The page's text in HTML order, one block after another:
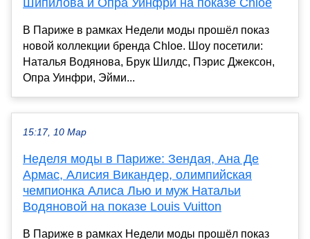
Шипилова и Опра Уинфри на показе Chloe
В Париже в рамках Недели моды прошёл показ
новой коллекции бренда Chloe. Шоу посетили:
Наталья Водянова, Брук Шилдс, Пэрис Джексон,
Опра Уинфри, Эйми...
15:17, 10 Мар
Неделя моды в Париже: Зендая, Ана Де
Армас, Алисия Викандер, олимпийская
чемпионка Алиса Лью и муж Натальи
Водяновой на показе Louis Vuitton
В Париже в рамках Недели моды прошёл показ